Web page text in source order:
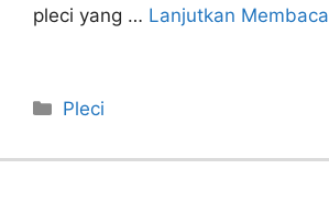
pleci yang … Lanjutkan Membaca
Categories
Pleci